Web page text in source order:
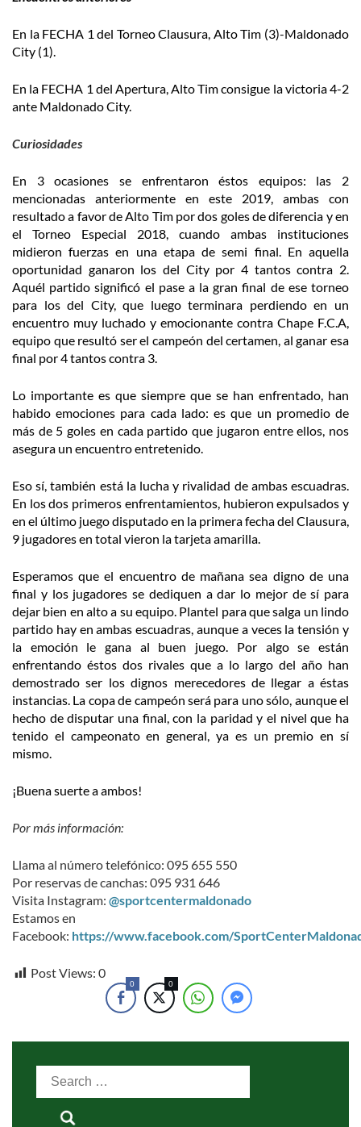
En la FECHA 1 del Torneo Clausura, Alto Tim (3)-Maldonado
City (1).
En la FECHA 1 del Apertura, Alto Tim consigue la victoria 4-2
ante Maldonado City.
Curiosidades
En 3 ocasiones se enfrentaron éstos equipos: las 2
mencionadas anteriormente en este 2019, ambas con
resultado a favor de Alto Tim por dos goles de diferencia y en
el Torneo Especial 2018, cuando ambas instituciones
midieron fuerzas en una etapa de semi final. En aquella
oportunidad ganaron los del City por 4 tantos contra 2.
Aquél partido significó el pase a la gran final de ese torneo
para los del City, que luego terminara perdiendo en un
encuentro muy luchado y emocionante contra Chape F.C.A,
equipo que resultó ser el campeón del certamen, al ganar esa
final por 4 tantos contra 3.
Lo importante es que siempre que se han enfrentado, han
habido emociones para cada lado: es que un promedio de
más de 5 goles en cada partido que jugaron entre ellos, nos
asegura un encuentro entretenido.
Eso sí, también está la lucha y rivalidad de ambas escuadras.
En los dos primeros enfrentamientos, hubieron expulsados y
en el último juego disputado en la primera fecha del Clausura,
9 jugadores en total vieron la tarjeta amarilla.
Esperamos que el encuentro de mañana sea digno de una
final y los jugadores se dediquen a dar lo mejor de sí para
dejar bien en alto a su equipo. Plantel para que salga un lindo
partido hay en ambas escuadras, aunque a veces la tensión y
la emoción le gana al buen juego. Por algo se están
enfrentando éstos dos rivales que a lo largo del año han
demostrado ser los dignos merecedores de llegar a éstas
instancias. La copa de campeón será para uno sólo, aunque el
hecho de disputar una final, con la paridad y el nivel que ha
tenido el campeonato en general, ya es un premio en sí
mismo.
¡Buena suerte a ambos!
Por más información:
Llama al número telefónico: 095 655 550
Por reservas de canchas: 095 931 646
Visita Instagram: @sportcentermaldonado
Estamos en
Facebook: https://www.facebook.com/
Post Views: 0
0 0
Search